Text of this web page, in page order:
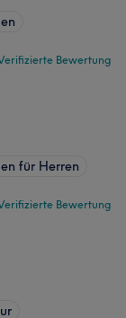
Bewertung
für Herren
Bewertung